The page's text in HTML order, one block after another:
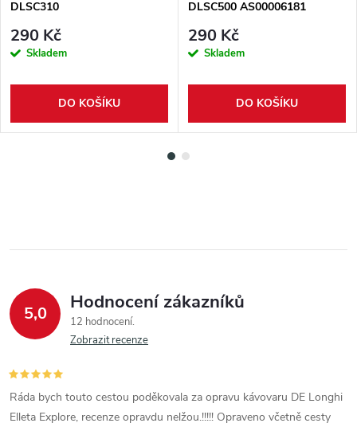
DLSC310
290 Kč
Skladem
DO KOŠÍKU
DLSC500 AS00006181
290 Kč
Skladem
DO KOŠÍKU
5,0 Hodnocení zákazníků
12 hodnocení
Zobrazit recenze
Ráda bych touto cestou poděkovala za opravu kávovaru DE Longhi
Elleta Explore, recenze opravdu nelžou.!!!!! Opraveno včetně cesty